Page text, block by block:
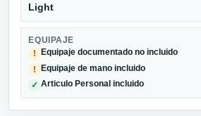
Light
EQUIPAJE
!
Equipaje documentado no incluido
! Equipaje de mano incluido
✓ Articulo Personal incluido